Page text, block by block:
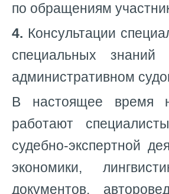
по обращениям
4. Консультации
специальных
административном
В настоящее время
работают
судебно-экспертной
экономики,
документов,